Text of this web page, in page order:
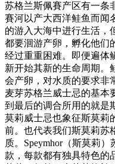
苏格兰斯佩賽产区有一
賽河以产大西洋鲑鱼而闻
的游入大海中进行生活，
都要洄游产卵，孵化他们
经过重重困难。即便遍体
新开始其新的生命周期。
会产卵，对水质的要求非
麦芽苏格兰威士忌的基本
到最后的调合所用的就是
莫莉威士忌也象征斯莫
前。也代表我们斯莫莉苏
质。Speymhor（斯莫莉
款，每款都有独具特色的